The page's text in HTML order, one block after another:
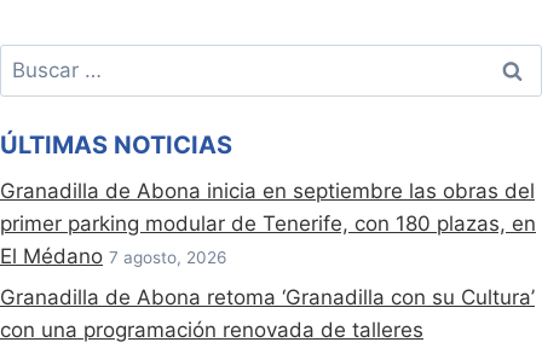
Buscar:
ÚLTIMAS NOTICIAS
Granadilla de Abona inicia en septiembre las obras del
primer parking modular de Tenerife, con 180 plazas, en
El Médano 7 agosto, 2026
Granadilla de Abona retoma ‘Granadilla con su Cultura’
con una programación renovada de talleres